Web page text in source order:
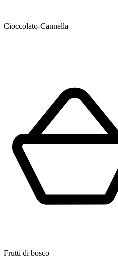
Cioccolato-Cannella
Frutti di bosco